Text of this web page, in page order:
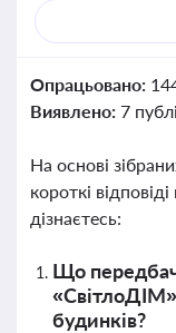
Опрацьовано:
Виявлено: 7
На основі
короткі
дізнаєтесь:
Що
будинків?